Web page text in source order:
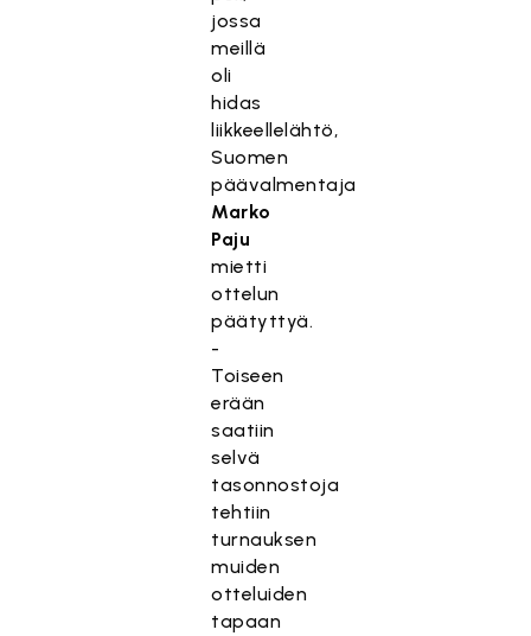
jossa
meillä
oli
hidas
liikkeellelähtö,
Suomen
päävalmentaja
Marko
Paju
mietti
ottelun
päätyttyä.
-
Toiseen
erään
saatiin
selvä
tasonnostoja
tehtiin
turnauksen
muiden
otteluiden
tapaan